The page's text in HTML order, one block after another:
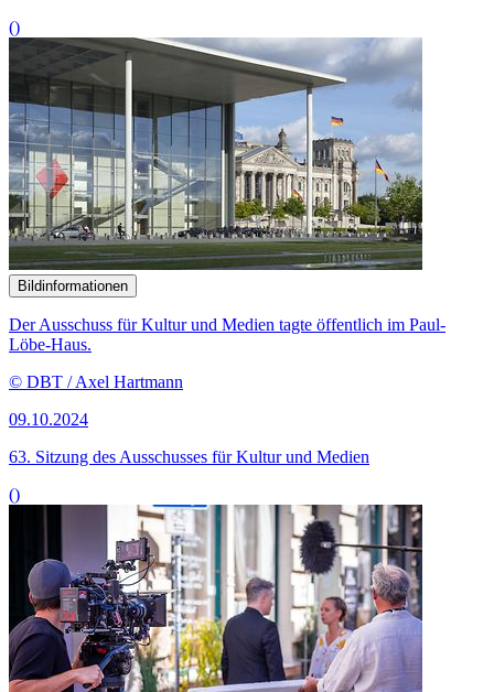
()
Bildinformationen
Der Ausschuss für Kultur und Medien tagte öffentlich im Paul-
Löbe-Haus.
© DBT / Axel Hartmann
09.10.2024
63. Sitzung des Ausschusses für Kultur und Medien
()